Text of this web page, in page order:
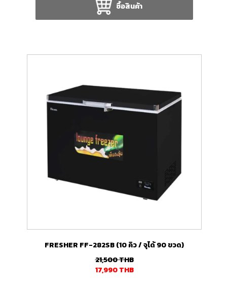
ซื้อสินค้า
FRESHER FF-282SB (10 คิว / จุได้ 90 ขวด)
21,500THB
17,990THB